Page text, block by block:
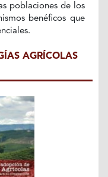
poblaciones de los
benéficos que
AGRÍCOLAS